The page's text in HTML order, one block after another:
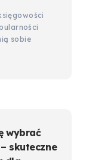
sobie
wybrać
skuteczne